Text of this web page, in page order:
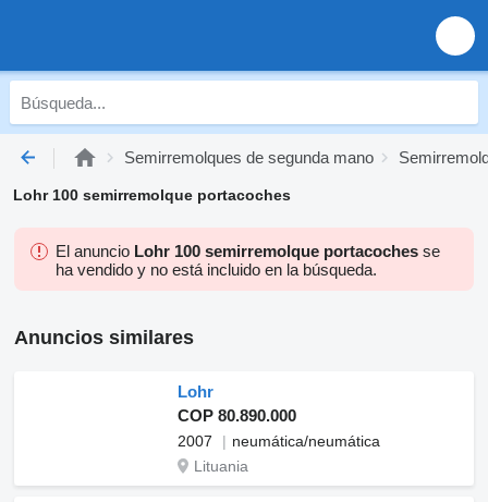
Semirremolques de segunda mano
Lohr 100 semirremolque portacoches
El anuncio Lohr 100 semirremolque portacoches se
ha vendido y no está incluido en la búsqueda.
Anuncios similares
Lohr
COP 80.890.000
2007
neumática/neumática
Lituania